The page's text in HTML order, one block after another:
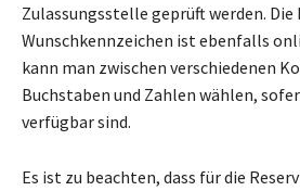
Zulassungsstelle geprüft werden. Die
Wunschkennzeichen ist ebenfalls
kann man zwischen verschiedenen
Buchstaben und Zahlen wählen,
verfügbar sind.
Es ist zu beachten, dass für die